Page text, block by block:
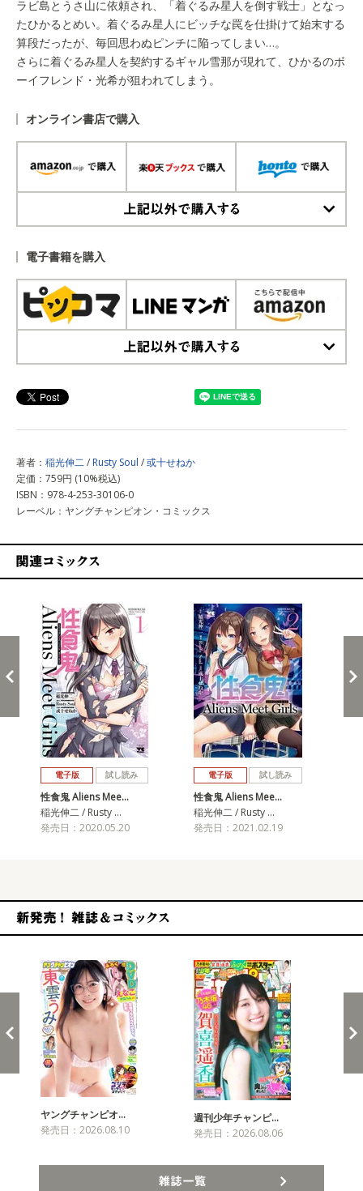
ラビ島とうさ山に依頼され、「着ぐるみ星人を倒す戦士」となっ
たひかるとめい。着ぐるみ星人にビッチな罠を仕掛けて始末する
算段だったが、毎回思わぬピンチに陥ってしまい…。
さらに着ぐるみ星人を契約するギャル雪那が現れて、ひかるのボ
ーイフレンド・光希が狙われてしまう。
オンライン書店で購入
電子書籍を購入
著者： 稲光伸二/ Rusty Soul /或十せねか
定価：759円 (10%税込)
ISBN：978-4-253-30106-0
レーベル：ヤングチャンピオン・コミックス
電子版 試し読み
性食鬼 Aliens Mee…
稲光伸二 / Rusty …
発売日：2020.05.20
電子版 試し読み
性食鬼 Aliens Mee…
稲光伸二 / Rusty …
発売日：2021.02.19
ヤングチャンピオ…
発売日：2026.08.10
週刊少年チャンピ…
発売日：2026.08.06